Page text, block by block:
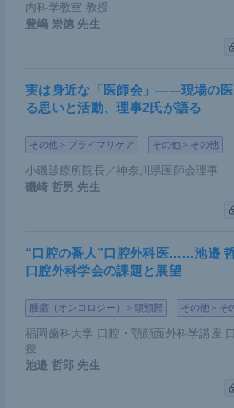
5倍とされている。この数字をいか
注意が必要だが、通常と比べて高い
う。また上部尿路がん治療後の予
ともに非移植患者と比較して有意
講演のまとめ
移植後であっても、限局性の腎
については手術が第一選択。そ
要である
腎移植後の尿路上皮がんの罹患
内科学教室 教授
豊嶋 崇徳 先生
実は身近な「医師会」――現場の医
る思いと活動、理事2氏が語る
その他＞プライマリケア その他＞その他
小磯診療所院長／神奈川県医師会理事
磯崎 哲男 先生
“口腔の番人”口腔外科医……池邉
口腔外科学会の課題と展望
腫瘍（オンコロジー）＞頭頸部 その他＞そ
福岡歯科大学 口腔・顎顔面外科学講座
授
池邉 哲郎 先生